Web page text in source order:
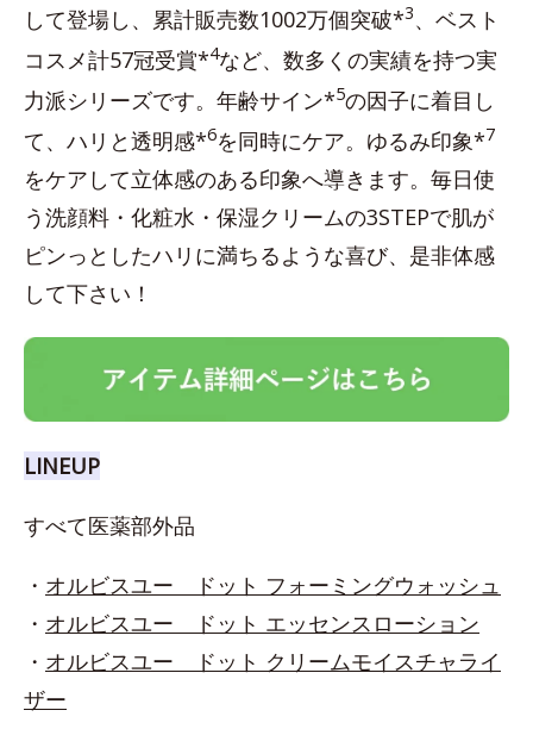
して登場し、累計販売数1002万個突破*3、ベスト
コスメ計57冠受賞*4など、数多くの実績を持つ実
力派シリーズです。年齢サイン*5の因子に着目し
て、ハリと透明感*6を同時にケア。ゆるみ印象*7
をケアして立体感のある印象へ導きます。毎日使
う洗顔料・化粧水・保湿クリームの3STEPで肌が
ピンっとしたハリに満ちるような喜び、是非体感
して下さい！
LINEUP
すべて医薬部外品
・ オルビスユー ドット フォーミングウォッシュ
・ オルビスユー ドット エッセンスローション
・ オルビスユー ドット クリームモイスチャライ
ザー